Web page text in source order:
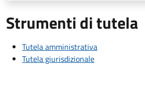
Strumenti di tutela
Tutela amministrativa
Tutela giurisdizionale